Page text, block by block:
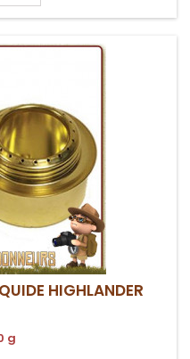
HIGHLANDER
g